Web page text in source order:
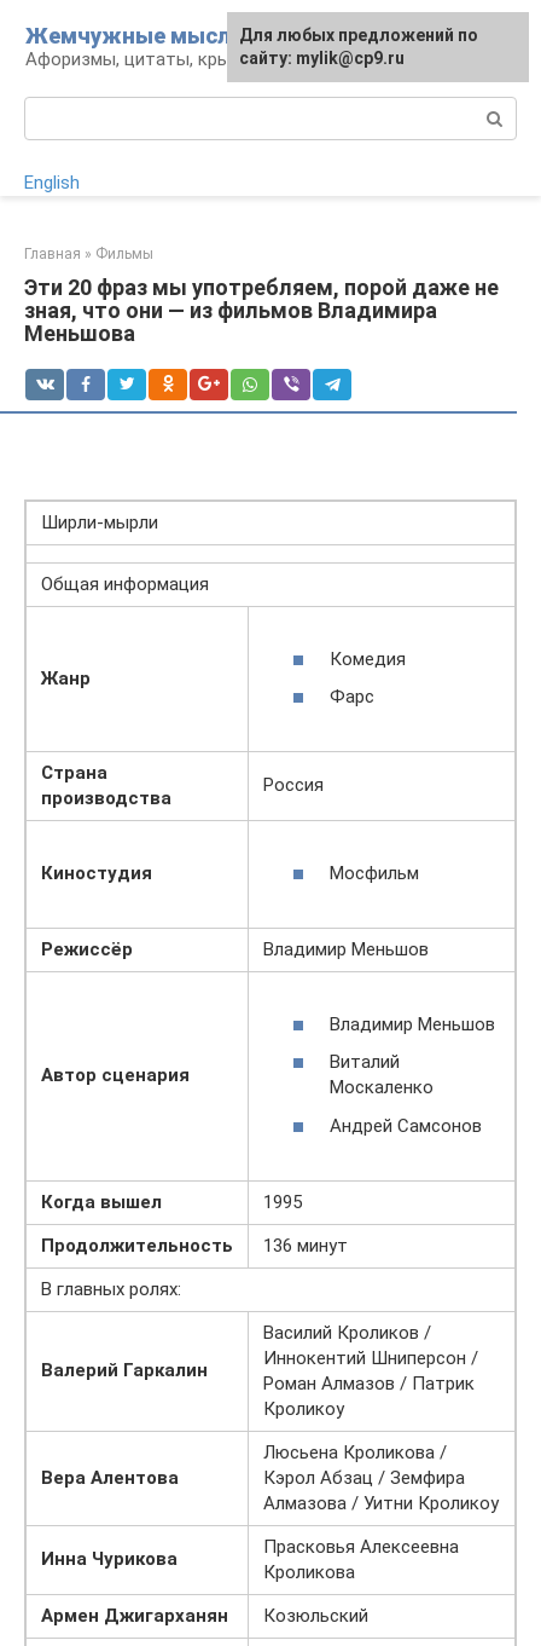
контенту
Жемчужные мысли
Афоризмы, цитаты, крылатые фразы
English
Главная » Фильмы
Эти 20 фраз мы употребляем, порой даже не
зная, что они — из фильмов Владимира
Меньшова
Ширли-мырли
Общая информация
Жанр
Комедия
Фарс
Страна
производства
Россия
Киностудия Мосфильм
Режиссёр Владимир Меньшов
Автор сценария
Владимир Меньшов
Виталий
Москаленко
Андрей Самсонов
Когда вышел
1995
Продолжительность
136 минут
В главных ролях:
Валерий Гаркалин
Василий Кроликов /
Иннокентий Шниперсон /
Роман Алмазов / Патрик
Кроликоу
Вера Алентова
Люсьена Кроликова /
Кэрол Абзац / Земфира
Алмазова / Уитни Кроликоу
Инна Чурикова
Прасковья Алексеевна
Кроликова
Армен Джигарханян
Козюльский
Для любых предложений по
сайту: mylik@cp9.ru